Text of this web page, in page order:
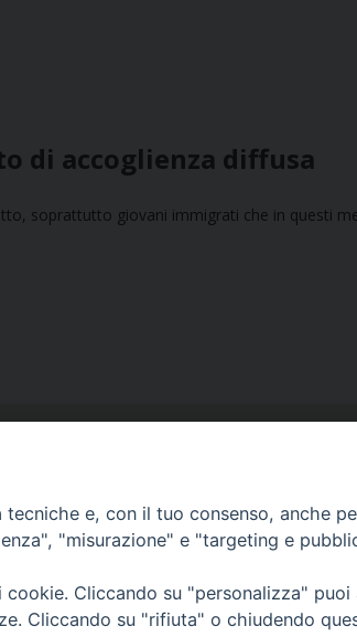
di accoglienza diffusa
soprattutto giovani immigrati che in questi
Giovene 4 – 70056 Molfetta (BA)
e, con il tuo consenso, anche
"misurazione" e "targeting e
Cliccando su "personalizza"
Cliccando su "rifiuta" o chiudendo